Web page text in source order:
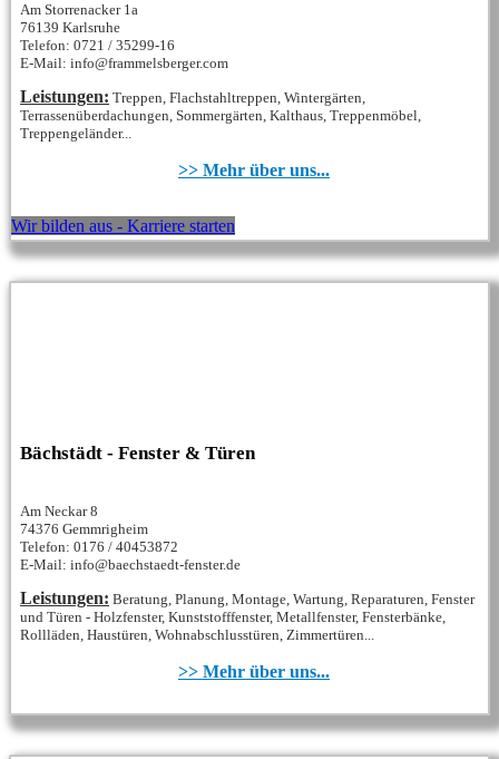
Am Storrenacker 1a
76139 Karlsruhe
Telefon: 0721 / 35299-16
E-Mail: info@frammelsberger.com
Leistungen: Treppen, Flachstahltreppen, Wintergärten,
Terrassenüberdachungen, Sommergärten, Kalthaus, Treppenmöbel,
Treppengeländer...
>> Mehr über uns...
Wir bilden aus - Karriere starten
Bächstädt - Fenster & Türen
Am Neckar 8
74376 Gemmrigheim
Telefon: 0176 / 40453872
E-Mail: info@baechstaedt-fenster.de
Leistungen: Beratung, Planung, Montage, Wartung, Reparaturen, Fenster
und Türen - Holzfenster, Kunststofffenster, Metallfenster, Fensterbänke,
Rollläden, Haustüren, Wohnabschlusstüren, Zimmertüren...
>> Mehr über uns...